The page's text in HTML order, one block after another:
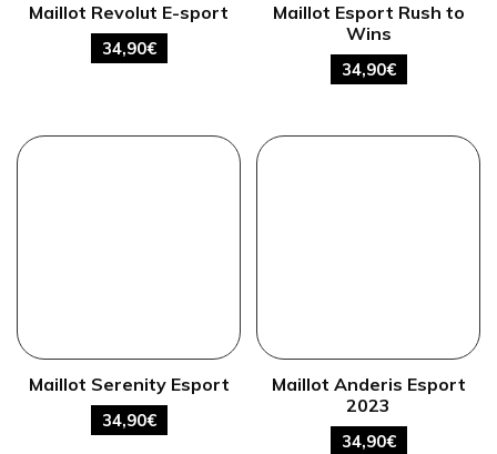
Maillot Revolut E-sport
34,90€
Maillot Esport Rush to
Wins
34,90€
Maillot Serenity Esport
34,90€
Maillot Anderis Esport
2023
34,90€